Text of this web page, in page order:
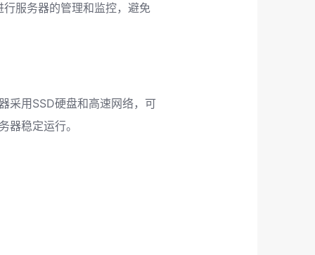
服务器的管理和监控，避免
采用SSD硬盘和高速网络，可
稳定运行。